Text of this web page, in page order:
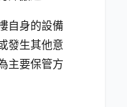
自身的設備
發生其他意
主要保管方